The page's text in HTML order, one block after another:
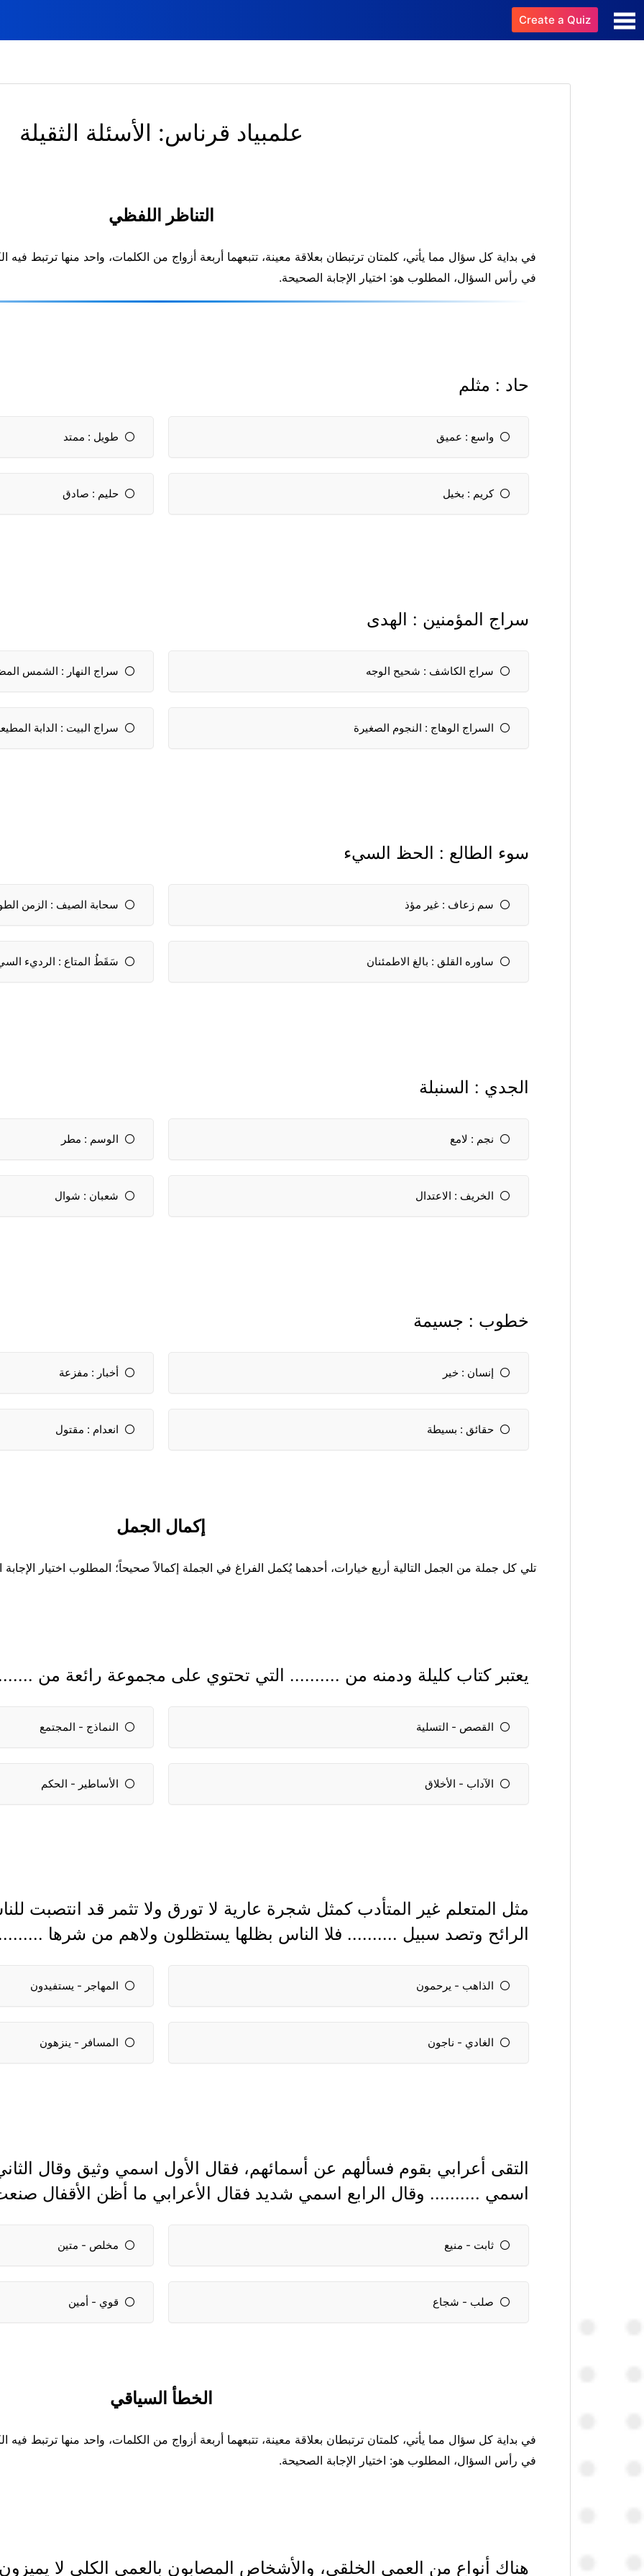
Create a Quiz
علمبياد قرناس: الأسئلة الثقيلة
التناظر اللفظي
في بداية كل سؤال مما يأتي، كلمتان ترتبطان بعلاقة معينة، تتبعهما أربعة أزواج من الكلمات، واحد منها ترتبط فيه
في رأس السؤال، المطلوب هو: اختيار الإجابة الصحيحة.
حاد : مثلم
واسع : عميق طويل : ممتد
كريم : بخيل حليم : صادق
سراج المؤمنين : الهدى
سراج الكاشف : شحيح الوجه سراج النهار : الشمس
السراج الوهاج : النجوم الصغيرة سراج البيت : الدابة
سوء الطالع : الحظ السيء
سم زعاف : غير مؤذ سحابة الصيف : الزمن
ساوره القلق : بالغ الاطمئنان سَقَطُ المتاع : الرديء
الجدي : السنبلة
نجم : لامع الوسم : مطر
ال​​​​خريف : الاعتدال شعبان : شوال
خطوب : جسيمة
إنسان : خير أخبار : مفزعة
حقائق : بسيطة انعدام : مقتول
إكمال الجمل
تلي كل جملة من الجمل التالية أربع خيارات، أحدهما يُكمل الفراغ في الجملة إكمالاً صحيحاً؛ المطلوب اختيار
يعتبر كتاب كليلة ودمنه من .......... التي تحتوي على مجموعة رائعة من
القصص - التسلية النماذج - المجتمع
الآداب - الأخلاق الأساطير - الحكم
مثل المتعلم غير المتأدب كمثل شجرة عارية لا تورق ولا تثمر قد انتصبت
الرائح وتصد سبيل .......... فلا الناس بظلها يستظلون ولاهم من شرها
الذاهب - يرحمون المهاجر - يستفيدون
الغادي - ناجون المسافر - ينزهون
التقى أعرابي بقوم فسألهم عن أسمائهم، فقال الأول اسمي وثيق وقال
اسمي .......... وقال الرابع اسمي شديد فقال الأعرابي ما أظن الأقفال
ثابت - منيع مخلص - متين
صلب - شجاع قوي - أمين
الخطأ السياقي
في بداية كل سؤال مما يأتي، كلمتان ترتبطان بعلاقة معينة، تتبعهما أربعة أزواج من الكلمات، واحد منها ترتبط فيه
في رأس السؤال، المطلوب هو: اختيار الإجابة الصحيحة.
هناك أنواع من العمى الخلقي، والأشخاص المصابون بالعمى الكلي لا يميزون